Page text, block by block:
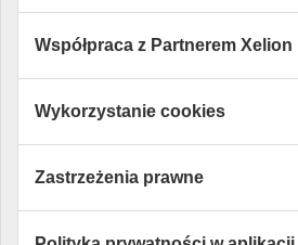
Współpraca z Partnerem Xelion
Wykorzystanie cookies
Zastrzeżenia prawne